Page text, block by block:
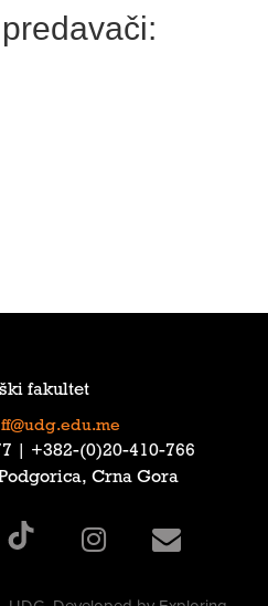
fakultet
ff@udg.edu.me
| ‎+382-(0)20-410-766‎
Crna Gora